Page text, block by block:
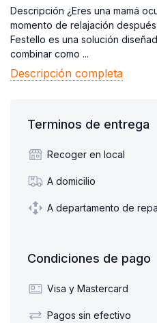
Descripción ¿Eres una mamá
momento de relajación
Festello es una solución
combinar como ...
Descripción completa
Terminos de entrega
Recoger en local
A domicilio
A departamento de
Condiciones de pago
Visa y Mastercard
Pagos sin efectivo